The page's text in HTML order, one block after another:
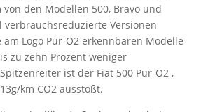
von den Modellen 500, Bravo und
verbrauchsreduzierte Versionen
Logo Pur-O2 erkennbaren Modelle
zu zehn Prozent weniger
ist der Fiat 500 Pur-O2 ,
km CO2 ausstößt.